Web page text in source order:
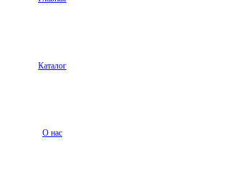
Каталог
О нас